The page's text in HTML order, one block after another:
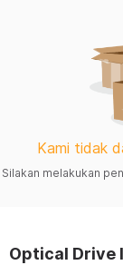
Kami tidak
Silakan melakukan
Optical Drive